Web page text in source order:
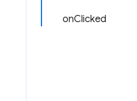
onClicked